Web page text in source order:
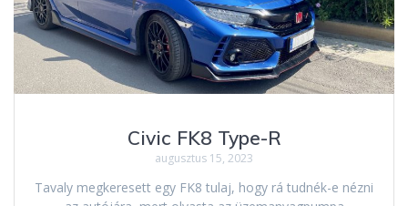
Civic FK8 Type-R
augusztus 15, 2023
Tavaly megkeresett egy FK8 tulaj, hogy rá tudnék-e nézni